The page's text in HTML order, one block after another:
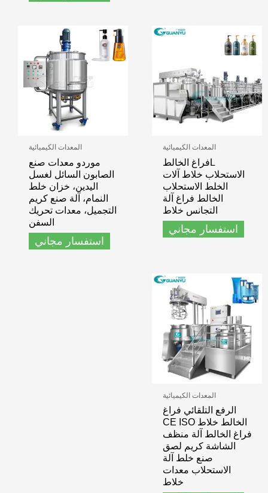
المعدات الكيميائية
Lفراغ الخالط
الاستحلاب خلاط آلات
الخلط الاستحلاب
الخالط فراغ آلة
التجانس خلاط
استفسار مجاني
المعدات الكيميائية
موردو معدات صنع
الصابون السائل لغسل
اليدين، خزان خلط
النمام، آلة صنع كريم
التجميل، معدات تحريك
السفن
استفسار مجاني
المعدات الكيميائية
الرفع التلقائي فراغ
الخالط خلاط CE ISO
فراغ الخالط آلة منظف
الشاشة كريم لصق
صنع خلط آلة
الاستحلاب معدات
خلاط